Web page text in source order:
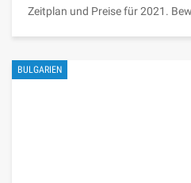
Zeitplan und Preise für 2021.
BULGARIEN